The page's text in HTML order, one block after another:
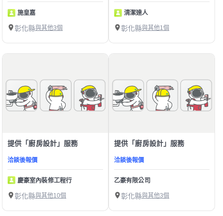
施皇嘉
彰化縣與其他3個
清潔達人
彰化縣與其他1個
提供「廚房設計」服務
洽談後報價
慶豪室內裝修工程行
彰化縣與其他10個
提供「廚房設計」服務
洽談後報價
乙豪有限公司
彰化縣與其他3個